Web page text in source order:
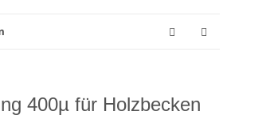
400µ für Holzbecken